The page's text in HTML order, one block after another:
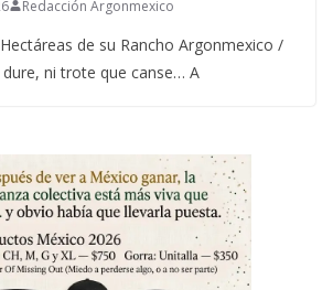
Redacción Argonmexico
de su Rancho Argonmexico /
ni trote que canse… A